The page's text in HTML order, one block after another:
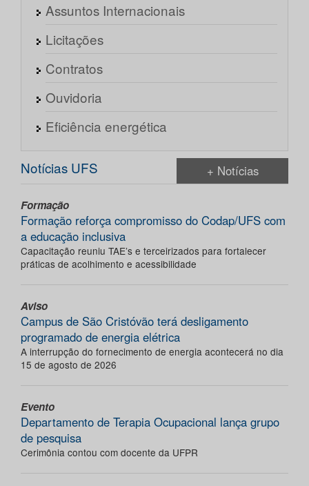
Assuntos Internacionais
Licitações
Contratos
Ouvidoria
Eficiência energética
Notícias UFS + Notícias
Formação
Formação reforça compromisso do Codap/UFS com
a educação inclusiva
Capacitação reuniu TAE’s e terceirizados para fortalecer
práticas de acolhimento e acessibilidade
Aviso
Campus de São Cristóvão terá desligamento
programado de energia elétrica
A interrupção do fornecimento de energia acontecerá no dia
15 de agosto de 2026
Evento
Departamento de Terapia Ocupacional lança grupo
de pesquisa
Cerimônia contou com docente da UFPR